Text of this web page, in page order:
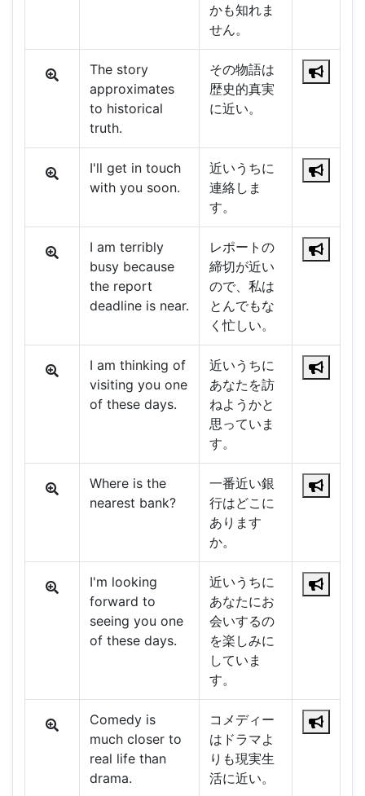
かも知れま
せん。
The story
approximates
to historical
truth.
その物語は
歴史的真実
に近い。
I'll get in touch
with you soon.
近いうちに
連絡しま
す。
I am terribly
busy because
the report
deadline is near.
レポートの
締切が近い
ので、私は
とんでもな
く忙しい。
I am thinking of
visiting you one
of these days.
近いうちに
あなたを訪
ねようかと
思っていま
す。
Where is the
nearest bank?
一番近い銀
行はどこに
あります
か。
I'm looking
forward to
seeing you one
of these days.
近いうちに
あなたにお
会いするの
を楽しみに
していま
す。
Comedy is
much closer to
real life than
drama.
コメディー
はドラマよ
りも現実生
活に近い。